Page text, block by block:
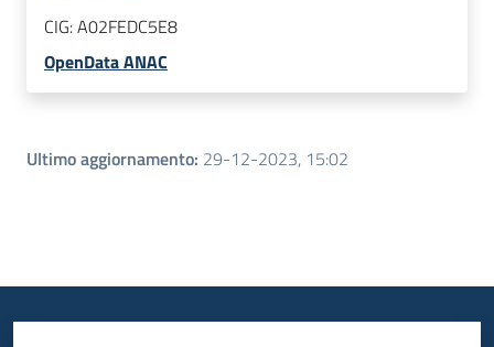
CIG:A02FEDC5E8
OpenData ANAC
Ultimo aggiornamento: 29-12-2023, 15:02